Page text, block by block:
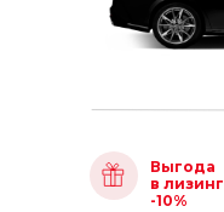
Выгода
в лизинг
-10%